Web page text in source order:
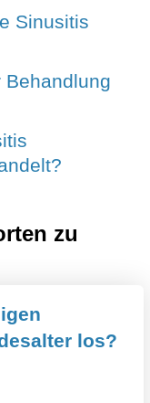
Sinusitis
Behandlung
zu
los?